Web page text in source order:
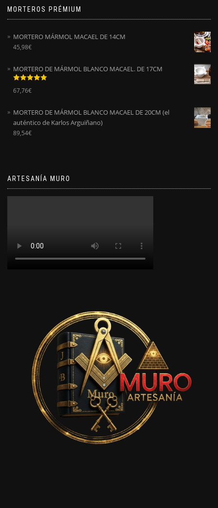
MORTEROS PRÉMIUM
MORTERO MÁRMOL MACAEL DE 14CM
45,98€
MORTERO DE MÁRMOL BLANCO MACAEL. DE 17CM
con5.00
67,76€
MORTERO DE MÁRMOL BLANCO MACAEL DE 20CM (el
auténtico de Karlos Arguiñano)
89,54€
ARTESANÍA MURO